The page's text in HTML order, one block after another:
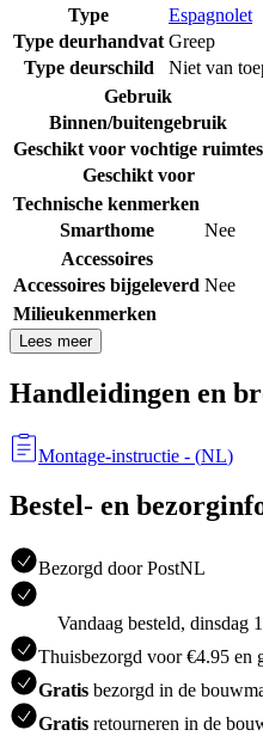
Type
Espagnolet
Type deurhandvat Greep
Type deurschild
Niet van
Gebruik
Binnen/buitengebruik
Geschikt voor vochtige ruimtes
Geschikt voor
Technische kenmerken
Smarthome
Nee
Accessoires
Accessoires bijgeleverd Nee
Milieukenmerken
Lees meer
Handleidingen en
Montage-instructie - (NL)
Bestel- en
Bezorgd door PostNL
Vandaag besteld, dinsdag
Thuisbezorgd voor €4.95 en
Gratis bezorgd in de
Gratis retourneren in de